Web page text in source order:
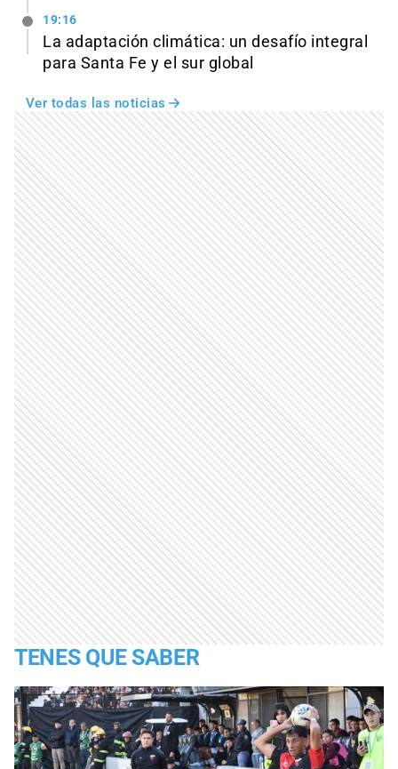
19:16
La adaptación climática: un desafío integral
para Santa Fe y el sur global
Ver todas las noticias
TENES QUE SABER